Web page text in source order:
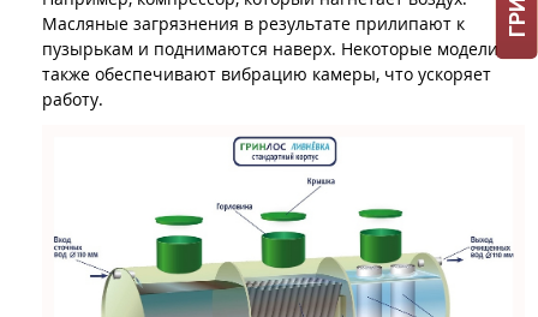
Масляные загрязнения в результате прилипают к
пузырькам и поднимаются наверх. Некоторые модели
также обеспечивают вибрацию камеры, что ускоряет
работу.